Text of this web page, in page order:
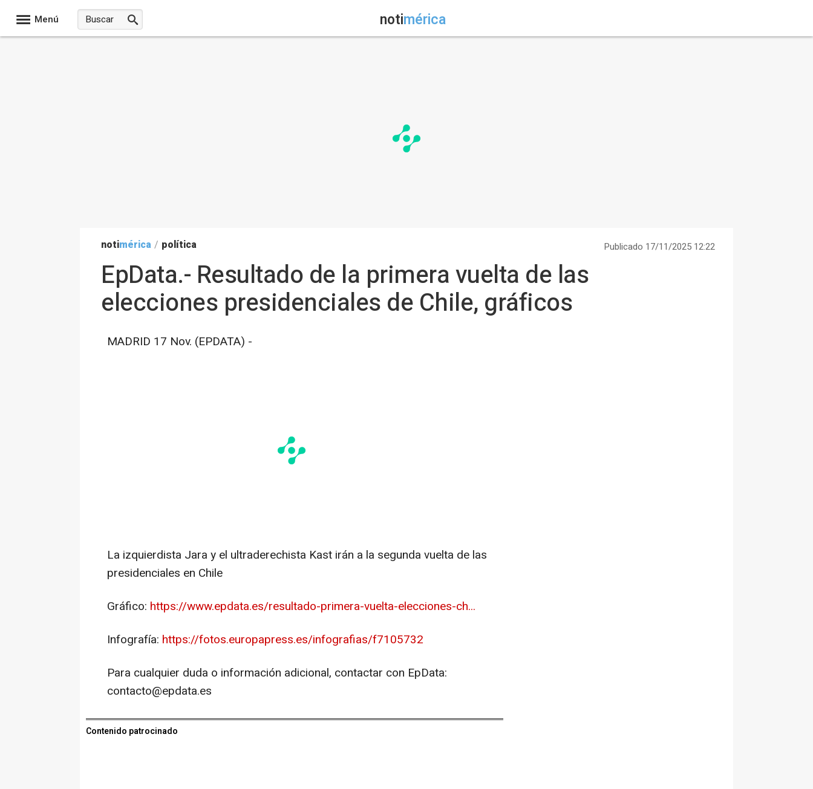
Menú notimérica
notimérica / política Publicado 17/11/2025 12:22
EpData.- Resultado de la primera vuelta de las
elecciones presidenciales de Chile, gráficos
MADRID 17 Nov. (EPDATA) -
La izquierdista Jara y el ultraderechista Kast irán a la segunda vuelta de las
presidenciales en Chile
Gráfico: https://www.epdata.es/resultado-primera-vuelta-elecciones-ch...
Infografía: https://fotos.europapress.es/infografias/f7105732
Para cualquier duda o información adicional, contactar con EpData:
contacto@epdata.es
Contenido patrocinado